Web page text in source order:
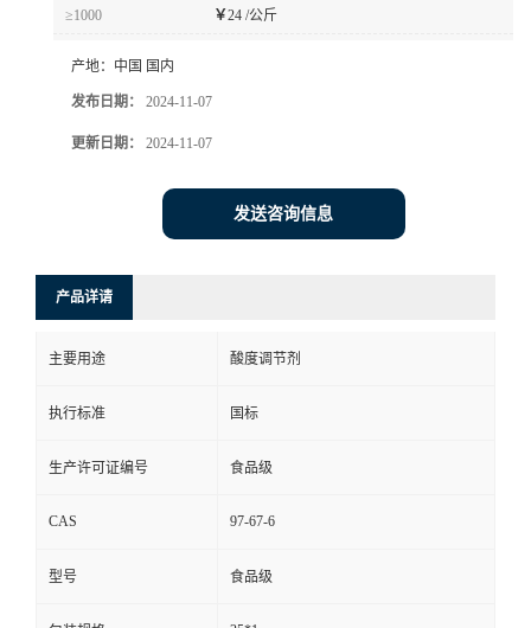
≥1000 ￥24 /公斤
产地： 中国 国内
发布日期： 2024-11-07
更新日期： 2024-11-07
发送咨询信息
产品详请
主要用途 酸度调节剂
执行标准 国标
生产许可证编号 食品级
CAS 97-67-6
型号 食品级